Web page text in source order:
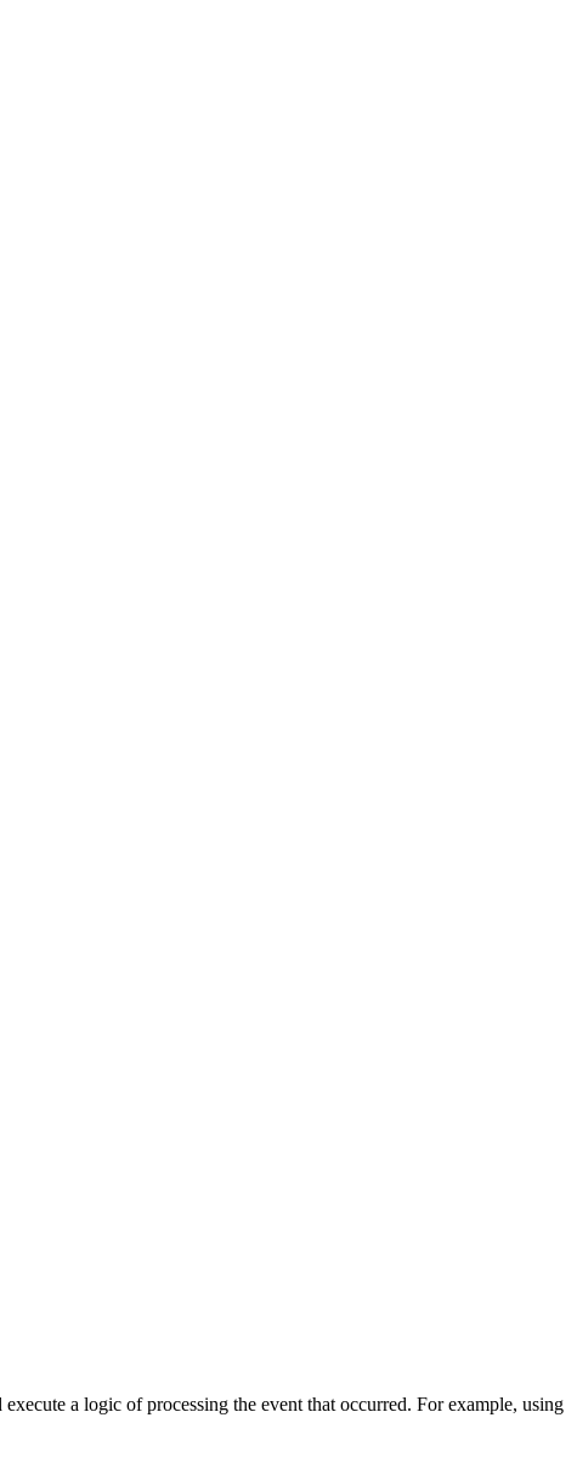
a logic of processing the event that occurred. For example, using